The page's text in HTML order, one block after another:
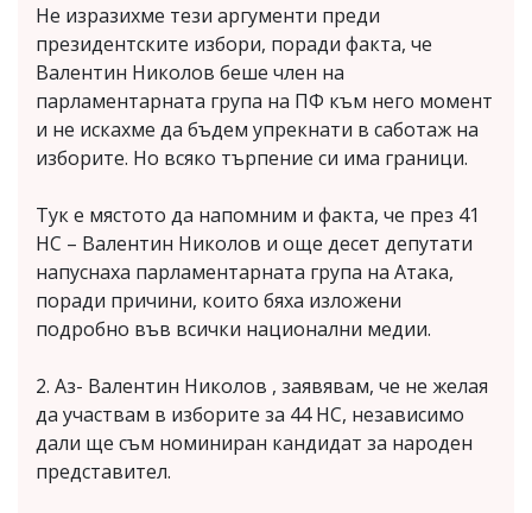
Не изразихме тези аргументи преди
президентските избори, поради факта, че
Валентин Николов беше член на
парламентарната група на ПФ към него момент
и не искахме да бъдем упрекнати в саботаж на
изборите. Но всяко търпение си има граници.
Тук е мястото да напомним и факта, че през 41
НС – Валентин Николов и още десет депутати
напуснаха парламентарната група на Атака,
поради причини, които бяха изложени
подробно във всички национални медии.
2. Аз- Валентин Николов , заявявам, че не желая
да участвам в изборите за 44 НС, независимо
дали ще съм номиниран кандидат за народен
представител.